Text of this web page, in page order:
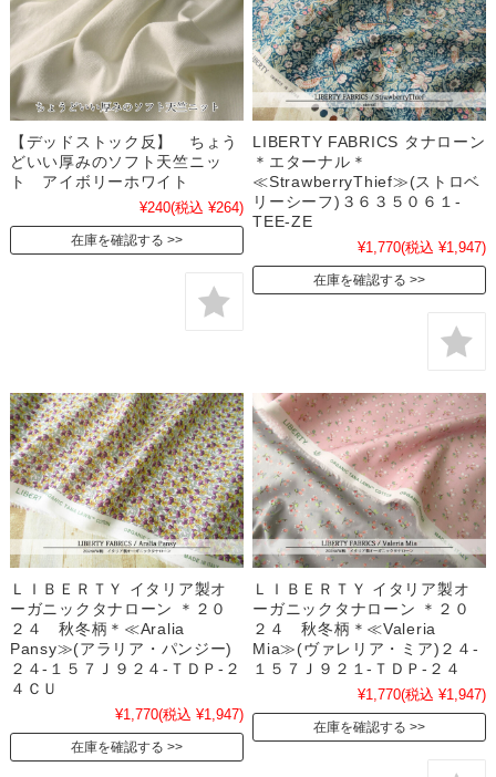
【デッドストック反】 ちょう
どいい厚みのソフト天竺ニッ
ト アイボリーホワイト
¥240(税込 ¥264)
在庫を確認する
LIBERTY FABRICS タナローン
＊エターナル＊
≪StrawberryThief≫(ストロベ
リーシーフ)３６３５０６１-
TEE-ZE
¥1,770(税込 ¥1,947)
在庫を確認する
ＬＩＢＥＲＴＹ イタリア製オ
ーガニックタナローン ＊２０
２４ 秋冬柄＊≪Aralia
Pansy≫(アラリア・パンジー)
２４-１５７Ｊ９２４-ＴＤＰ-２
４ＣＵ
¥1,770(税込 ¥1,947)
在庫を確認する
ＬＩＢＥＲＴＹ イタリア製オ
ーガニックタナローン ＊２０
２４ 秋冬柄＊≪Valeria
Mia≫(ヴァレリア・ミア)２４-
１５７Ｊ９２１-ＴＤＰ-２４
¥1,770(税込 ¥1,947)
在庫を確認する